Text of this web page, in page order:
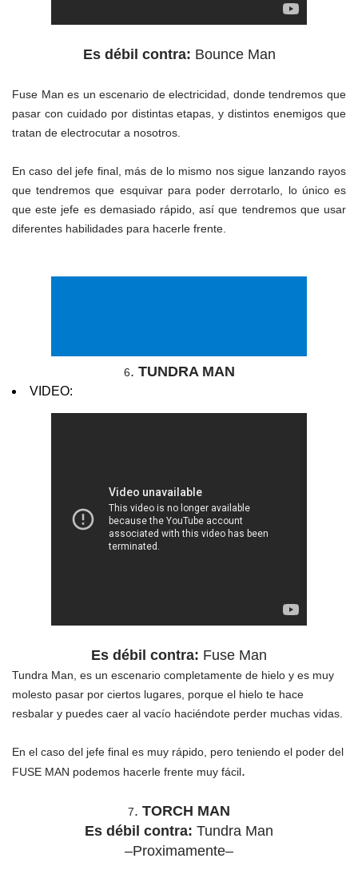
Es débil contra: Bounce Man
Fuse Man es un escenario de electricidad, donde tendremos que
pasar con cuidado por distintas etapas, y distintos enemigos que
tratan de electrocutar a nosotros.
En caso del jefe final, más de lo mismo nos sigue lanzando rayos
que tendremos que esquivar para poder derrotarlo, lo único es
que este jefe es demasiado rápido, así que tendremos que usar
diferentes habilidades para hacerle frente.
6. TUNDRA MAN
VIDEO:
Es débil contra: Fuse Man
Tundra Man, es un escenario completamente de hielo y es muy
molesto pasar por ciertos lugares, porque el hielo te hace
resbalar y puedes caer al vacío haciéndote perder muchas vidas.
En el caso del jefe final es muy rápido, pero teniendo el poder del
FUSE MAN podemos hacerle frente muy fácil.
7. TORCH MAN
Es débil contra: Tundra Man
–Proximamente–